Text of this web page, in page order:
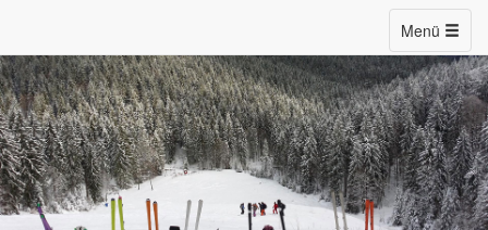
Menü